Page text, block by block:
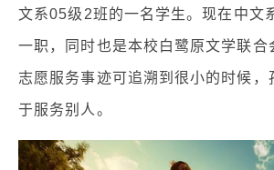
文系05级2班的一名学生。现在中文
一职，同时也是本校白鹭原文学联合
志愿服务事迹可追溯到很小的时候，
于服务别人。